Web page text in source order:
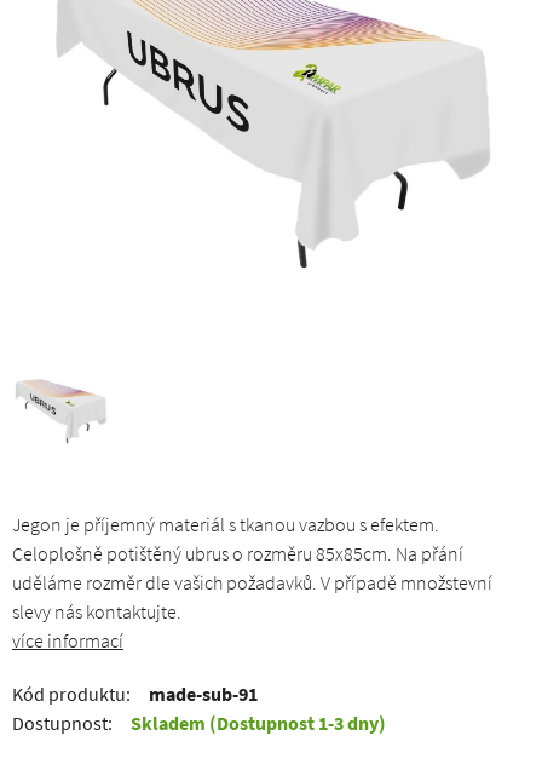
Jegon je příjemný materiál s tkanou vazbou s efektem.
Celoplošně potištěný ubrus o rozměru 85x85cm. Na přání
uděláme rozměr dle vašich požadavků. V případě množstevní
slevy nás kontaktujte.
více informací
Kód produktu:
made-sub-91
Dostupnost:
Skladem (Dostupnost 1-3 dny)